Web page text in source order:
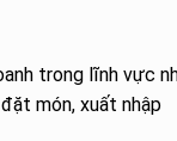
trong lĩnh vực
món, xuất nhập